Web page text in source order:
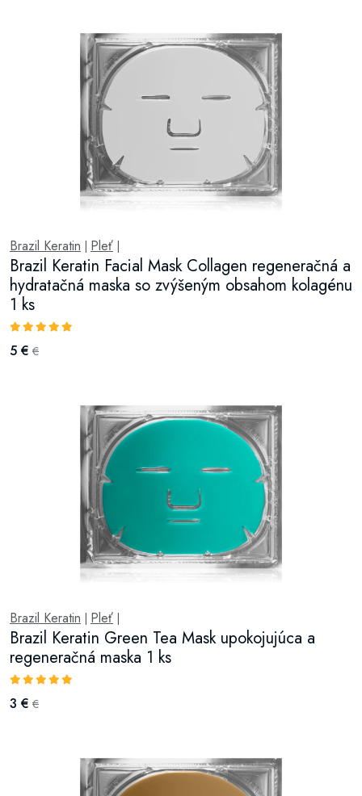
Brazil Keratin Pleť
Brazil Keratin Facial Mask Collagen regeneračná a
hydratačná maska so zvýšeným obsahom kolagénu
1 ks
5 € €
Brazil Keratin Pleť
Brazil Keratin Green Tea Mask upokojujúca a
regeneračná maska 1 ks
3 € €